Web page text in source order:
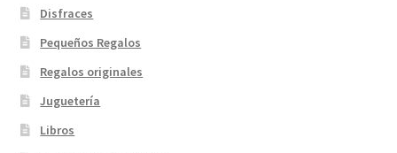
Disfraces
Pequeños Regalos
Regalos originales
Juguetería
Libros